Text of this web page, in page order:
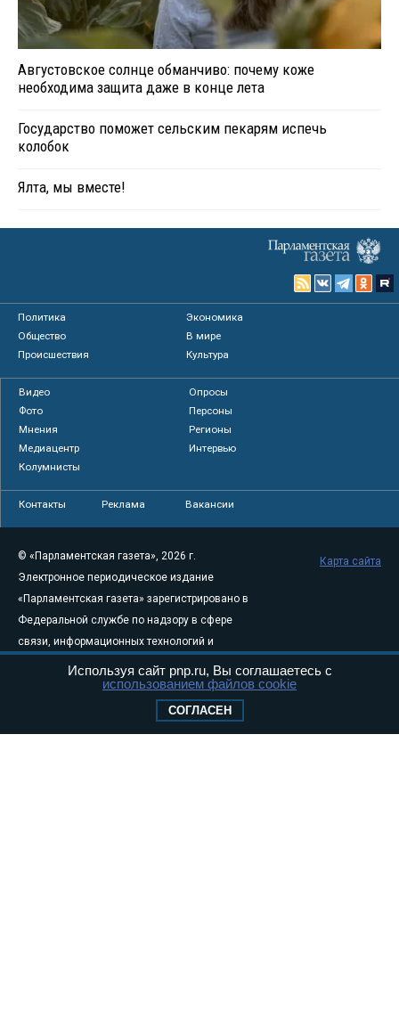
Августовское солнце обманчиво: почему коже
необходима защита даже в конце лета
Государство поможет сельским пекарям испечь
колобок
Ялта, мы вместе!
Политика
Экономика
Общество
В мире
Происшествия
Культура
Видео
Опросы
Фото
Персоны
Мнения
Регионы
Медиацентр
Интервью
Колумнисты
Контакты Реклама Вакансии
© «Парламентская газета», 2026 г.
Электронное периодическое издание
«Парламентская газета» зарегистрировано в
Федеральной службе по надзору в сфере
связи, информационных технологий и
августа 2011 года. 18+
Свидетельство о регистрации Эл № ФС77-
Карта сайта
Используя сайт pnp.ru, Вы соглашаетесь с
использованием файлов cookie
СОГЛАСЕН